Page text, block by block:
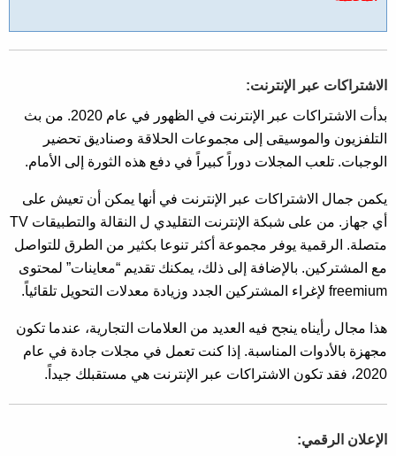
الاشتراكات عبر الإنترنت:
بدأت الاشتراكات عبر الإنترنت في الظهور في عام 2020. من بث
التلفزيون والموسيقى إلى مجموعات الحلاقة وصناديق تحضير
الوجبات. تلعب المجلات دوراً كبيراً في دفع هذه الثورة إلى الأمام.
يكمن جمال الاشتراكات عبر الإنترنت في أنها يمكن أن تعيش على
أي جهاز. من على شبكة الإنترنت التقليدي ل النقالة والتطبيقات TV
متصلة. الرقمية يوفر مجموعة أكثر تنوعا بكثير من الطرق للتواصل
مع المشتركين. بالإضافة إلى ذلك، يمكنك تقديم “معاينات” لمحتوى
freemium لإغراء المشتركين الجدد وزيادة معدلات التحويل تلقائياً.
هذا مجال رأيناه ينجح فيه العديد من العلامات التجارية، عندما تكون
مجهزة بالأدوات المناسبة. إذا كنت تعمل في مجلات جادة في عام
2020، فقد تكون الاشتراكات عبر الإنترنت هي مستقبلك جيداً.
الإعلان الرقمي: